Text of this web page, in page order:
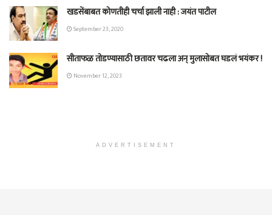
खडसेंबाबत कोणतीही चर्चा झाली नाही : जयंत पाटील
September 23, 2020
सीताफळ तोडण्यासाठी छतावर चढला अन् मुलासोबत घडलं भयंकर !
November 12, 2023